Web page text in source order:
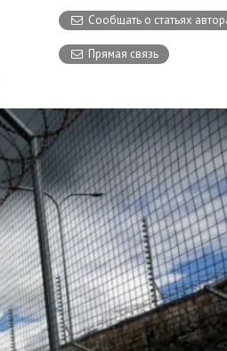
Сообщать о статьях
Прямая связь